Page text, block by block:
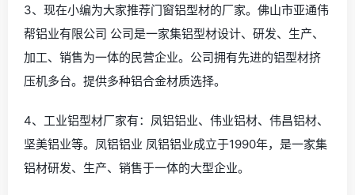
3、现在小编为大家推荐门窗铝型材的厂家。佛山市亚通伟
帮铝业有限公司 公司是一家集铝型材设计、研发、生产、
加工、销售为一体的民营企业。公司拥有先进的铝型材挤
压机多台。提供多种铝合金材质选择。
4、工业铝型材厂家有：凤铝铝业、伟业铝材、伟昌铝材、
坚美铝业等。凤铝铝业 凤铝铝业成立于1990年，是一家集
铝材研发、生产、销售于一体的大型企业。